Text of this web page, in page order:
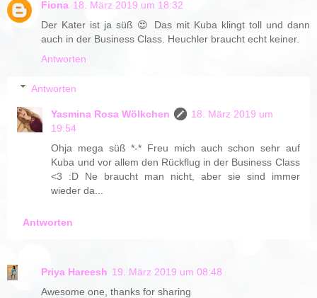
Fiona 18. März 2019 um 18:32
Der Kater ist ja süß 😍 Das mit Kuba klingt toll und dann
auch in der Business Class. Heuchler braucht echt keiner.
Antworten
Antworten
Yasmina Rosa Wölkchen
18. März 2019 um
19:54
Ohja mega süß *-* Freu mich auch schon sehr auf
Kuba und vor allem den Rückflug in der Business Class
<3 :D Ne braucht man nicht, aber sie sind immer
wieder da...
Antworten
Priya Hareesh 19. März 2019 um 08:48
Awesome one, thanks for sharing